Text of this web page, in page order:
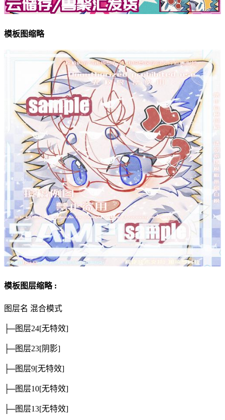
模板图缩略
模板图层缩略 :
图层名 混合模式
├─图层24[无特效]
├─图层23[阴影]
├─图层9[无特效]
├─图层10[无特效]
├─图层13[无特效]